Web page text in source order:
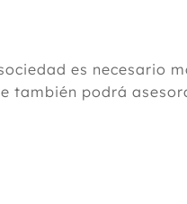
es necesario
también podrá